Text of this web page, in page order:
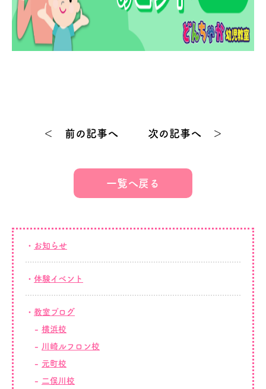
＜ 前の記事へ 次の記事へ ＞
一覧へ戻る
お知らせ
体験イベント
教室ブログ
横浜校
川崎ルフロン校
元町校
二俣川校